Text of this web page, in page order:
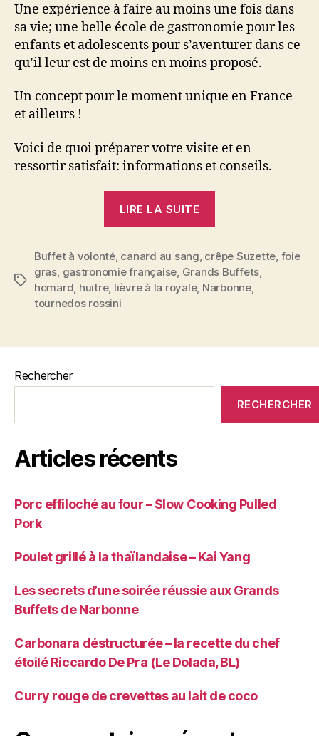
Une expérience à faire au moins une fois dans
sa vie; une belle école de gastronomie pour les
enfants et adolescents pour s’aventurer dans ce
qu’il leur est de moins en moins proposé.
Un concept pour le moment unique en France
et ailleurs !
Voici de quoi préparer votre visite et en
ressortir satisfait: informations et conseils.
LIRE LA SUITE
soirée
réussie
aux
Étiquettes
Buffet à volonté, canard au sang, crêpe Suzette, foie
gras, gastronomie française, Grands Buffets,
homard, huitre, lièvre à la royale, Narbonne,
tournedos rossini
Rechercher
RECHERCHER
Articles récents
Porc effiloché au four – Slow Cooking Pulled
Pork
Poulet grillé à la thaïlandaise – Kai Yang
Les secrets d’une soirée réussie aux Grands
Buffets de Narbonne
Carbonara déstructurée – la recette du chef
étoilé Riccardo De Pra (Le Dolada, BL)
Curry rouge de crevettes au lait de coco